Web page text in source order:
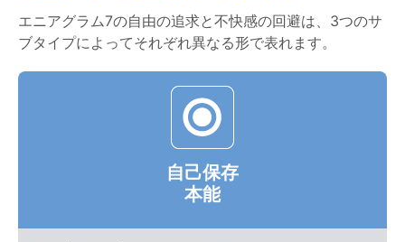
エニアグラム7の自由の追求と不快感の回避は、3つのサ
ブタイプによってそれぞれ異なる形で表れます。
自己保存
本能